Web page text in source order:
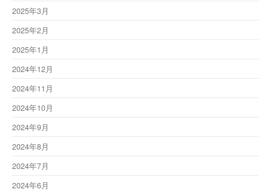
2025年3月
2025年2月
2025年1月
2024年12月
2024年11月
2024年10月
2024年9月
2024年8月
2024年7月
2024年6月